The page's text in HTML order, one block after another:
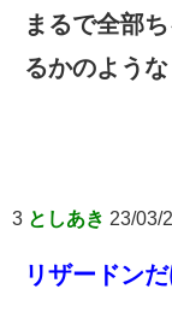
まるで全部
るかのような
3 としあき 23/03/
リザードン